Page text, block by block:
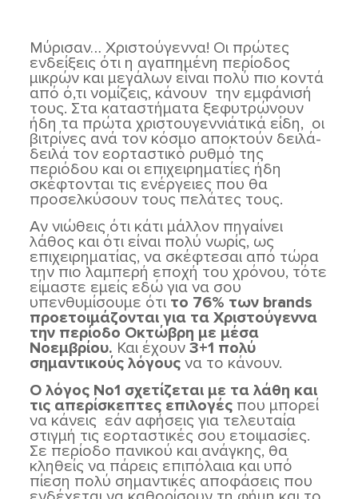
Μύρισαν… Χριστούγεννα! Οι πρώτες
ενδείξεις ότι η αγαπημένη περίοδος
μικρών και μεγάλων είναι πολύ πιο κοντά
από ό,τι νομίζεις, κάνουν την εμφάνισή
τους. Στα καταστήματα ξεφυτρώνουν
ήδη τα πρώτα χριστουγεννιάτικά είδη, οι
βιτρίνες ανά τον κόσμο αποκτούν δειλά-
δειλά τον εορταστικό ρυθμό της
περιόδου και οι επιχειρηματίες ήδη
σκέφτονται τις ενέργειες που θα
προσελκύσουν τους πελάτες τους.
Αν νιώθεις ότι κάτι μάλλον πηγαίνει
λάθος και ότι είναι πολύ νωρίς, ως
επιχειρηματίας, να σκέφτεσαι από τώρα
την πιο λαμπερή εποχή του χρόνου, τότε
είμαστε εμείς εδώ για να σου
υπενθυμίσουμε ότι το 76% των brands
προετοιμάζονται για τα Χριστούγεννα
την περίοδο Οκτώβρη με μέσα
Νοεμβρίου. Και έχουν 3+1 πολύ
σημαντικούς λόγουςνα το κάνουν.
Ο λόγος Νο1 σχετίζεται με τα λάθη και
τις απερίσκεπτες επιλογές που μπορεί
να κάνεις εάν αφήσεις για τελευταία
στιγμή τις εορταστικές σου ετοιμασίες.
Σε περίοδο πανικού και ανάγκης, θα
κληθείς να πάρεις επιπόλαια και υπό
πίεση πολύ σημαντικές αποφάσεις που